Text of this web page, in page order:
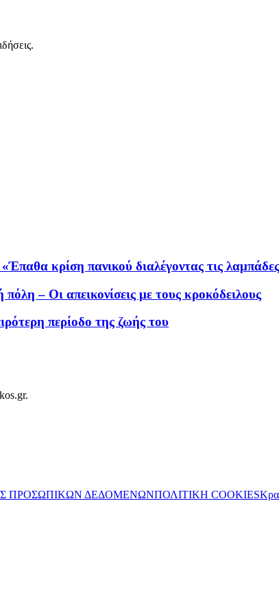
κρίση πανικού διαλέγοντας τις
– Οι απεικονίσεις με τους κροκόδειλους
περίοδο της ζωής του
ΠΡΟΣΩΠΙΚΩΝ ΔΕΔΟΜΕΝΩΝΠΟΛΙΤΙΚΗ COOKIES